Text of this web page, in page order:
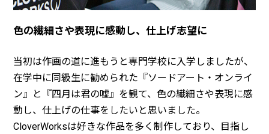
色の繊細さや表現に感動し、仕上げ志望に
当初は作画の道に進もうと専門学校に入学しましたが、
在学中に同級生に勧められた『ソードアート・オンライ
ン』と『四月は君の嘘』を観て、色の繊細さや表現に感
動し、仕上げの仕事をしたいと思いました。
CloverWorksは好きな作品を多く制作しており、目指し